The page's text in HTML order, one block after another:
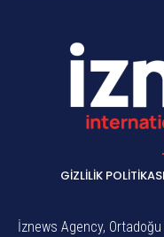
GIZLILIK POLITIKASI
İznews Agency,